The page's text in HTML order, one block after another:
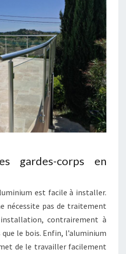
gardes-corps en
est facile à installer.
nécessite pas de traitement
contrairement à
le bois. Enfin, l’aluminium
de le travailler facilement